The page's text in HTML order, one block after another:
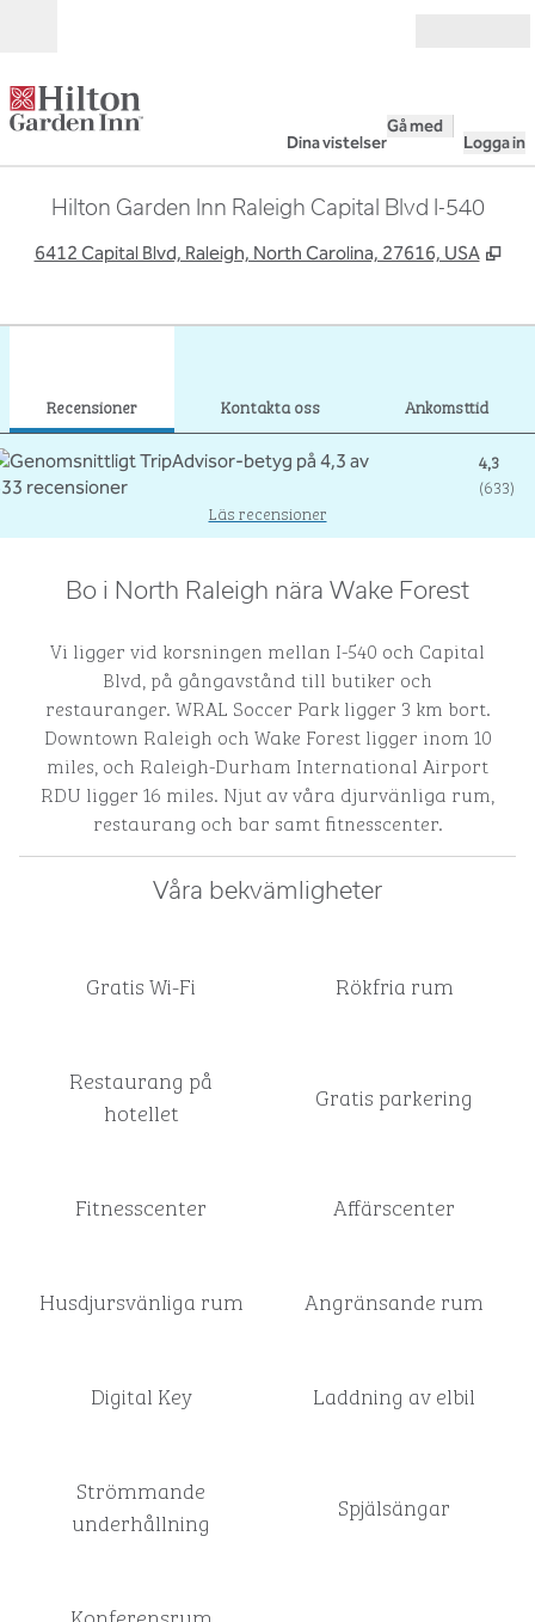
Dina vistelser
Gå med
Logga in
Hilton Garden Inn Raleigh Capital Blvd I-540
6412 Capital Blvd, Raleigh, North Carolina, 27616, USA ,
Recensioner Kontakta oss Ankomsttid
4,3
(633)
Läs recensioner
Bo i North Raleigh nära Wake Forest
Vi ligger vid korsningen mellan I-540 och Capital
Blvd, på gångavstånd till butiker och
restauranger. WRAL Soccer Park ligger 3 km bort.
Downtown Raleigh och Wake Forest ligger inom 10
miles, och Raleigh-Durham International Airport
RDU ligger 16 miles. Njut av våra djurvänliga rum,
restaurang och bar samt fitnesscenter.
Våra bekvämligheter
Gratis Wi-Fi Rökfria rum
Restaurang på
hotellet
Gratis parkering
Fitnesscenter Affärscenter
Husdjursvänliga rum Angränsande rum
Digital Key Laddning av elbil
Strömmande
underhållning
Spjälsängar